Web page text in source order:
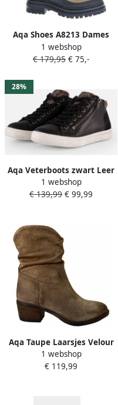
Aqa Shoes A8213 Dames
Chelseaboot Beige
1 webshop
€ 179,95 € 75,-
28%
Aqa Veterboots zwart Leer
1 webshop
€ 139,99 € 99,99
Aqa Taupe Laarsjes Velour
Elmwood
1 webshop
€ 119,99